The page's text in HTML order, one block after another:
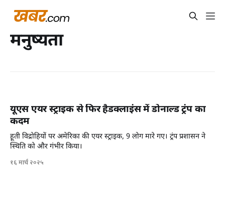
मनुष्यता
यूएस एयर स्ट्राइक से फिर हैडक्लाइंस में डोनाल्ड ट्रंप का
कदम
हूती विद्रोहियों पर अमेरिका की एयर स्ट्राइक, 9 लोग मारे गए। ट्रंप प्रशासन ने
स्थिति को और गंभीर किया।
१६ मार्च २०२५